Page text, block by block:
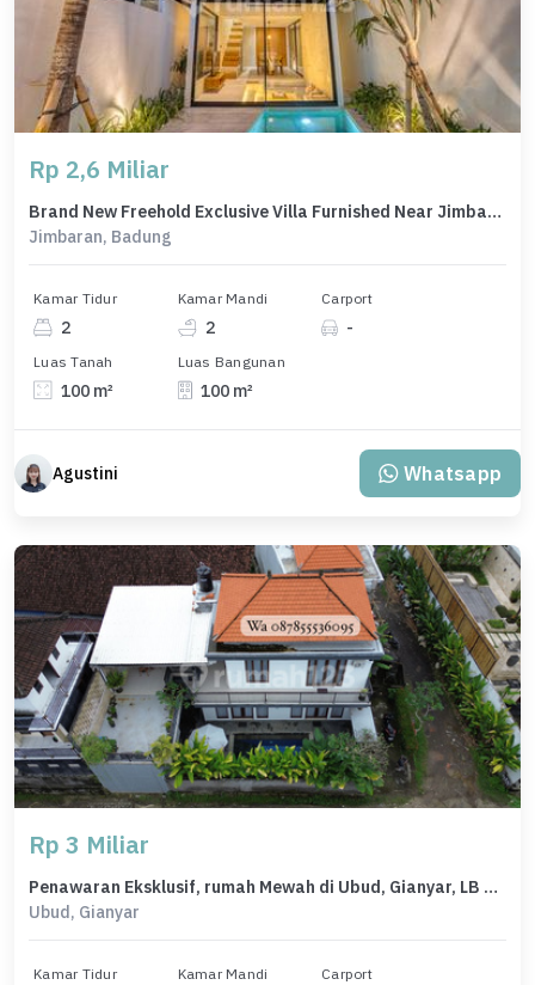
Rp 2,6 Miliar
Brand New Freehold Exclusive Villa Furnished Near Jimbaran Beach
Jimbaran, Badung
Kamar Tidur
2
Kamar Mandi
2
Carport
-
Luas Tanah
100 m²
Luas Bangunan
100 m²
Agustini Whatsapp
Rp 3 Miliar
Penawaran Eksklusif, rumah Mewah di Ubud, Gianyar, LB 165m²
Ubud, Gianyar
Kamar Tidur Kamar Mandi Carport